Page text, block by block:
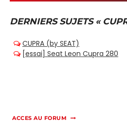
DERNIERS SUJETS «
ACCES AU FORUM